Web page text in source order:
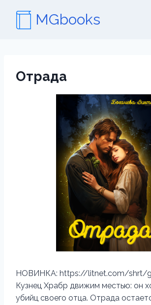
содержимому
MGbooks
Отрада
НОВИНКА: https://litnet.com/shrt/
Кузнец Храбр движим местью: он
убийц своего отца. Отрада